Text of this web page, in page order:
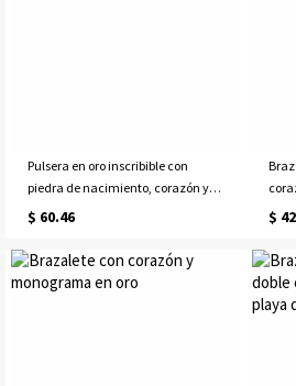
Pulsera en oro inscribible con
piedra de nacimiento, corazón y
nombre
$ 60.46 $